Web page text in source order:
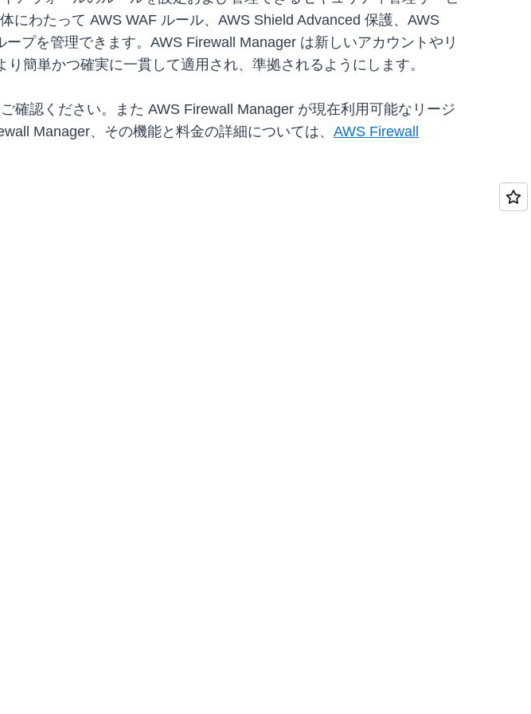
にわたって AWS WAF ルール、AWS Shield Advanced 保護、AWS
プを管理できます。AWS Firewall Manager は新しいアカウントやリ
簡単かつ確実に一貫して適用され、準拠されるようにします。
確認ください。また AWS Firewall Manager が現在利用可能なリージ
Manager、その機能と料金の詳細については、 AWS Firewall